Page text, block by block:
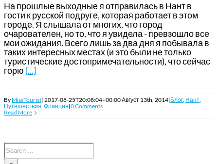
На прошлые выходные я отправилась в Нант в
гости к русской подруге, которая работает в этом
городе. Я слышала от многих, что город
очарователен, но то, что я увидела - превзошло все
мои ожидания. Всего лишь за два дня я побывала в
таких интересных местах (и это были не только
туристические достопримечательности), что сейчас
горю [...]
By MissTourist| 2017-08-25T20:08:04+00:00Август 13th, 2014|Блог, Нант,
Путешествия, Франция|0 Comments
Read More